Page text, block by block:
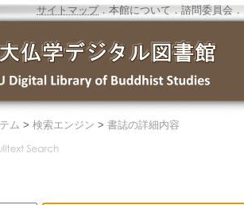
サイトマップ．本館について ． 諮問委員会 ．
ム > 検索エンジン > 書誌の詳細内容